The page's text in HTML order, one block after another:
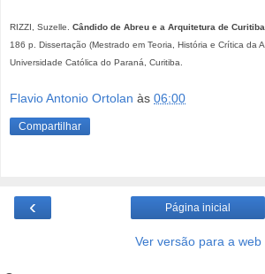
RIZZI, Suzelle. Cândido de Abreu e a Arquitetura de
186 p. Dissertação (Mestrado em Teoria, História e Crítica da
Universidade Católica do Paraná, Curitiba.
Flavio Antonio Ortolan às 06:00
Compartilhar
‹ Página inicial
Ver versão para a web